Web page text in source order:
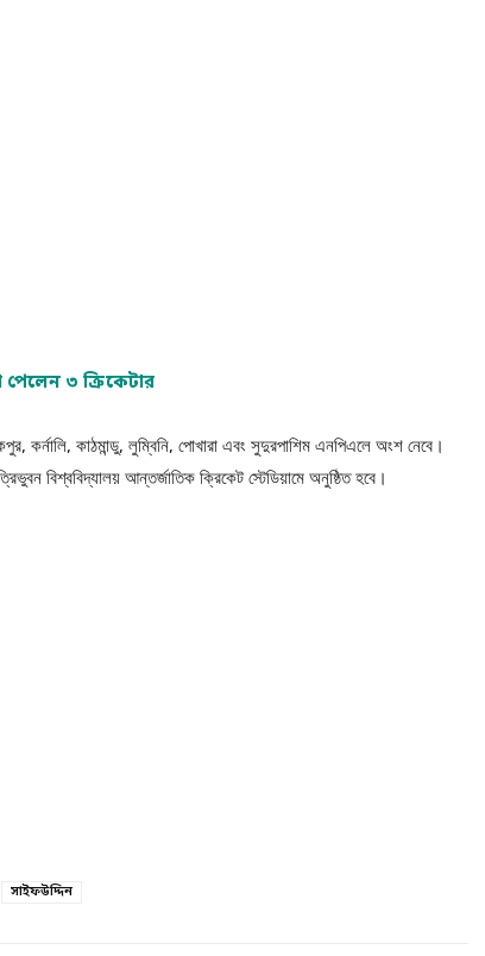
পেলেন ৩ ক্রিকেটার
কর্নালি, কাঠমান্ডু, লুম্বিনি, পোখারা এবং সুদুরপাশিম এনপিএলে অংশ নেবে।
বিশ্ববিদ্যালয় আন্তর্জাতিক ক্রিকেট স্টেডিয়ামে অনুষ্ঠিত হবে।
সাইফউদ্দিন